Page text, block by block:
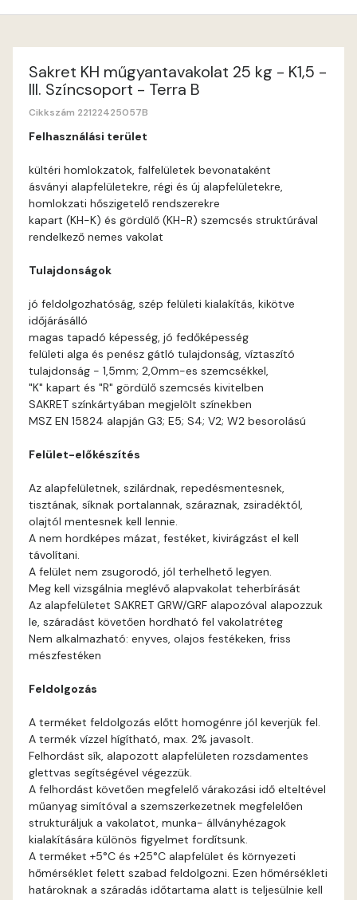
Apricot C
Basalt A
Basalt B
Brick B
Caramel A
Cognac C
Coral B
Corn B
Corn C
Cotto A
Cotto B
Current-red B
Sakret KH műgyantavakolat 25 kg - K1,5 -
III. Színcsoport - Terra B
Cikkszám 22122425057B
Felhasználási terület
kültéri homlokzatok, falfelületek bevonataként
ásványi alapfelületekre, régi és új alapfelületekre,
homlokzati hőszigetelő rendszerekre
kapart (KH-K) és gördülő (KH-R) szemcsés struktúrával
rendelkező nemes vakolat
Tulajdonságok
jó feldolgozhatóság, szép felületi kialakítás, kikötve
időjárásálló
magas tapadó képesség, jó fedőképesség
felületi alga és penész gátló tulajdonság, víztaszító
tulajdonság - 1,5mm; 2,0mm-es szemcsékkel,
"K" kapart és "R" gördülő szemcsés kivitelben
SAKRET színkártyában megjelölt színekben
MSZ EN 15824 alapján G3; E5; S4; V2; W2 besorolású
Felület-előkészítés
Az alapfelületnek, szilárdnak, repedésmentesnek,
tisztának, síknak portalannak, száraznak, zsiradéktól,
olajtól mentesnek kell lennie.
A nem hordképes mázat, festéket, kivirágzást el kell
távolítani.
A felület nem zsugorodó, jól terhelhető legyen.
Meg kell vizsgálnia meglévő alapvakolat teherbírását
Az alapfelületet SAKRET GRW/GRF alapozóval alapozzuk
le, száradást követően hordható fel vakolatréteg
Nem alkalmazható: enyves, olajos festékeken, friss
mészfestéken
Feldolgozás
A terméket feldolgozás előtt homogénre jól keverjük fel.
A termék vízzel hígítható, max. 2% javasolt.
Felhordást sík, alapozott alapfelületen rozsdamentes
glettvas segítségével végezzük.
A felhordást követően megfelelő várakozási idő elteltével
műanyag simítóval a szemszerkezetnek megfelelően
strukturáljuk a vakolatot, munka- állványhézagok
kialakítására különös figyelmet fordítsunk.
A terméket +5°C és +25°C alapfelület és környezeti
hőmérséklet felett szabad feldolgozni. Ezen hőmérsékleti
határoknak a száradás időtartama alatt is teljesülnie kell